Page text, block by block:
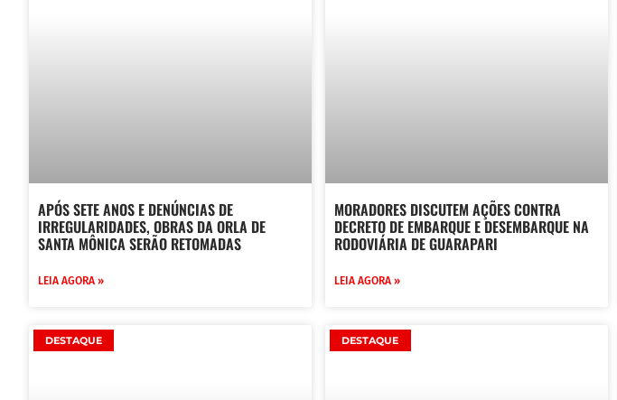
APÓS SETE ANOS E DENÚNCIAS DE
IRREGULARIDADES, OBRAS DA ORLA DE
SANTA MÔNICA SERÃO RETOMADAS
LEIA AGORA »
MORADORES DISCUTEM AÇÕES CONTRA
DECRETO DE EMBARQUE E DESEMBARQUE NA
RODOVIÁRIA DE GUARAPARI
LEIA AGORA »
DESTAQUE DESTAQUE